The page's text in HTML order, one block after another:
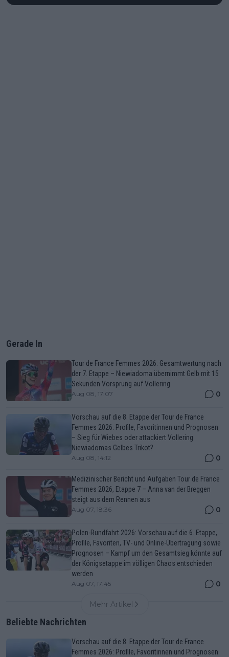
Gerade In
Tour de France Femmes 2026: Gesamtwertung nach
der 7. Etappe – Niewiadoma übernimmt Gelb mit 15
Sekunden Vorsprung auf Vollering
Aug 08, 17:07 0
Vorschau auf die 8. Etappe der Tour de France
Femmes 2026: Profile, Favoritinnen und Prognosen
– Sieg für Wiebes oder attackiert Vollering
Niewiadomas Gelbes Trikot?
Aug 08, 14:12 0
Medizinischer Bericht und Aufgaben Tour de France
Femmes 2026, Etappe 7 – Anna van der Breggen
steigt aus dem Rennen aus
Aug 07, 18:36 0
Polen-Rundfahrt 2026: Vorschau auf die 6. Etappe,
Profile, Favoriten, TV- und Online-Übertragung sowie
Prognosen – Kampf um den Gesamtsieg könnte auf
der Königsetappe im völligen Chaos entschieden
werden
Aug 07, 17:45 0
Mehr Artikel
Beliebte Nachrichten
Vorschau auf die 8. Etappe der Tour de France
Femmes 2026: Profile, Favoritinnen und Prognosen